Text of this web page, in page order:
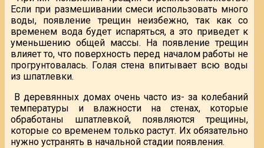
Если при размешивании смеси использовать много
воды, появление трещин неизбежно, так как со
временем вода будет испаряться, а это приведет к
уменьшению общей массы. На появление трещин
влияет то, что поверхность перед началом работы не
прогрунтовалась. Голая стена впитывает всю воды
из шпатлевки.
В деревянных домах очень часто из- за колебаний
температуры и влажности на стенах, которые
обработаны шпатлевкой, появляются трещины,
которые со временем только растут. Их обязательно
нужно устранять в начальной стадии появления.